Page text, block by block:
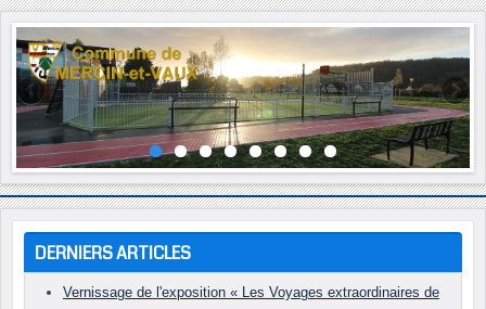
DERNIERS ARTICLES
Vernissage de l'exposition « Les Voyages extraordinaires de
Année
précédente
Mois
précédent
Année
suivante
Mois
suivant